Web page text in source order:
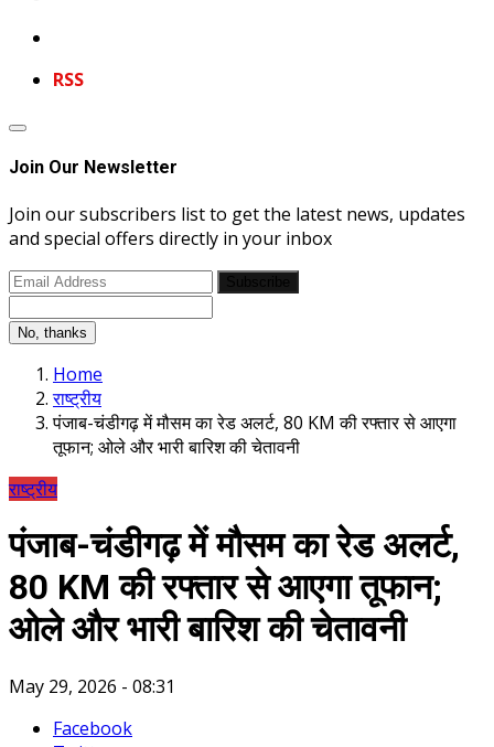
RSS
Join Our Newsletter
Join our subscribers list to get the latest news, updates
and special offers directly in your inbox
No, thanks
Home
राष्ट्रीय
पंजाब-चंडीगढ़ में मौसम का रेड अलर्ट, 80 KM की रफ्तार से आएगा
तूफान; ओले और भारी बारिश की चेतावनी
राष्ट्रीय
पंजाब-चंडीगढ़ में मौसम का रेड अलर्ट,
80 KM की रफ्तार से आएगा तूफान;
ओले और भारी बारिश की चेतावनी
May 29, 2026 - 08:31
Facebook